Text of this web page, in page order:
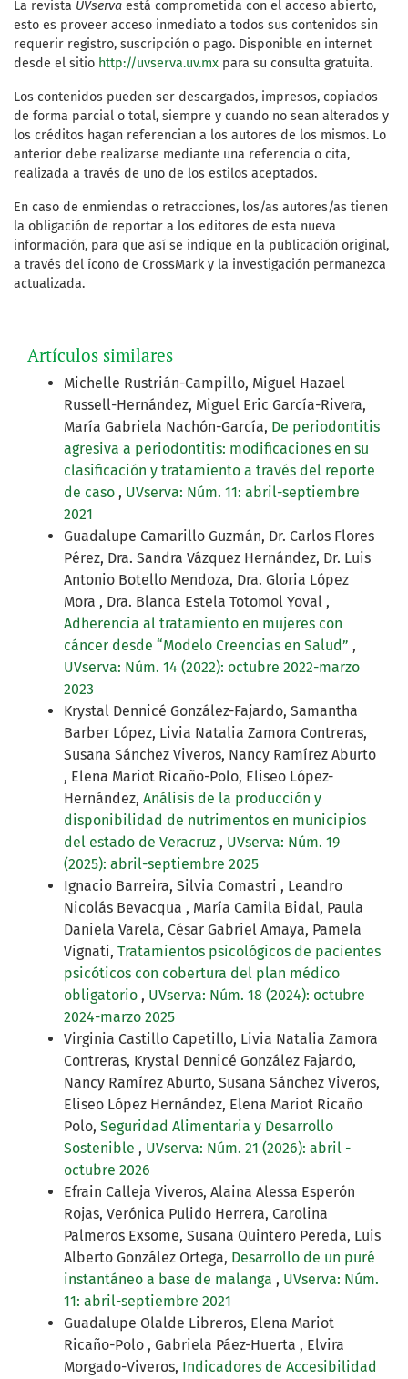
La revista UVserva está comprometida con el acceso abierto,
esto es proveer acceso inmediato a todos sus contenidos sin
requerir registro, suscripción o pago. Disponible en internet
desde el sitio http://uvserva.uv.mx para su consulta gratuita.
Los contenidos pueden ser descargados, impresos, copiados
de forma parcial o total, siempre y cuando no sean alterados y
los créditos hagan referencian a los autores de los mismos. Lo
anterior debe realizarse mediante una referencia o cita,
realizada a través de uno de los estilos aceptados.
En caso de enmiendas o retracciones, los/as autores/as tienen
la obligación de reportar a los editores de esta nueva
información, para que así se indique en la publicación original,
a través del ícono de CrossMark y la investigación permanezca
actualizada.
Artículos similares
Michelle Rustrián-Campillo, Miguel Hazael
Russell-Hernández, Miguel Eric García-Rivera,
María Gabriela Nachón-García, De periodontitis
agresiva a periodontitis: modificaciones en su
clasificación y tratamiento a través del reporte
de caso , UVserva: Núm. 11: abril-septiembre
2021
Guadalupe Camarillo Guzmán, Dr. Carlos Flores
Pérez, Dra. Sandra Vázquez Hernández, Dr. Luis
Antonio Botello Mendoza, Dra. Gloria López
Mora , Dra. Blanca Estela Totomol Yoval ,
Adherencia al tratamiento en mujeres con
cáncer desde “Modelo Creencias en Salud” ,
UVserva: Núm. 14 (2022): octubre 2022-marzo
2023
Krystal Dennicé González-Fajardo, Samantha
Barber López, Livia Natalia Zamora Contreras,
Susana Sánchez Viveros, Nancy Ramírez Aburto
, Elena Mariot Ricaño-Polo, Eliseo López-
Hernández, Análisis de la producción y
disponibilidad de nutrimentos en municipios
del estado de Veracruz , UVserva: Núm. 19
(2025): abril-septiembre 2025
Ignacio Barreira, Silvia Comastri , Leandro
Nicolás Bevacqua , María Camila Bidal, Paula
Daniela Varela, César Gabriel Amaya, Pamela
Vignati, Tratamientos psicológicos de pacientes
psicóticos con cobertura del plan médico
obligatorio , UVserva: Núm. 18 (2024): octubre
2024-marzo 2025
Virginia Castillo Capetillo, Livia Natalia Zamora
Contreras, Krystal Dennicé González Fajardo,
Nancy Ramírez Aburto, Susana Sánchez Viveros,
Eliseo López Hernández, Elena Mariot Ricaño
Polo, Seguridad Alimentaria y Desarrollo
Sostenible , UVserva: Núm. 21 (2026): abril -
octubre 2026
Efrain Calleja Viveros, Alaina Alessa Esperón
Rojas, Verónica Pulido Herrera, Carolina
Palmeros Exsome, Susana Quintero Pereda, Luis
Alberto González Ortega, Desarrollo de un puré
instantáneo a base de malanga , UVserva: Núm.
11: abril-septiembre 2021
Guadalupe Olalde Libreros, Elena Mariot
Ricaño-Polo , Gabriela Páez-Huerta , Elvira
Morgado-Viveros, Indicadores de Accesibilidad